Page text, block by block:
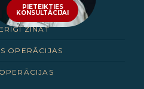
PIETEIKTIES
KONSULTĀCIJAI
ZINĀT
OPERĀCIJAS